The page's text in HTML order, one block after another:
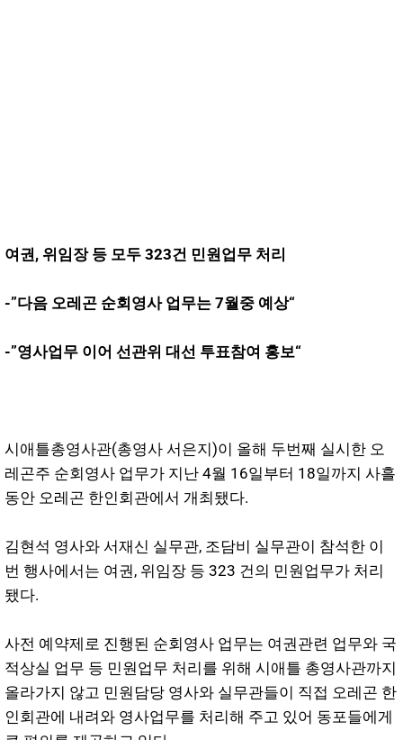
여권, 위임장 등 모두 323건 민원업무 처리
-”다음 오레곤 순회영사 업무는 7월중 예상“
-”영사업무 이어 선관위 대선 투표참여 홍보“
시애틀총영사관(총영사 서은지)이 올해 두번째 실시한 오
레곤주 순회영사 업무가 지난 4월 16일부터 18일까지 사흘
동안 오레곤 한인회관에서 개최됐다.
김현석 영사와 서재신 실무관, 조담비 실무관이 참석한 이
번 행사에서는 여권, 위임장 등 323 건의 민원업무가 처리
됐다.
사전 예약제로 진행된 순회영사 업무는 여권관련 업무와 국
적상실 업무 등 민원업무 처리를 위해 시애틀 총영사관까지
올라가지 않고 민원담당 영사와 실무관들이 직접 오레곤 한
인회관에 내려와 영사업무를 처리해 주고 있어 동포들에게